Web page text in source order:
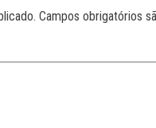
Campos obrigatórios